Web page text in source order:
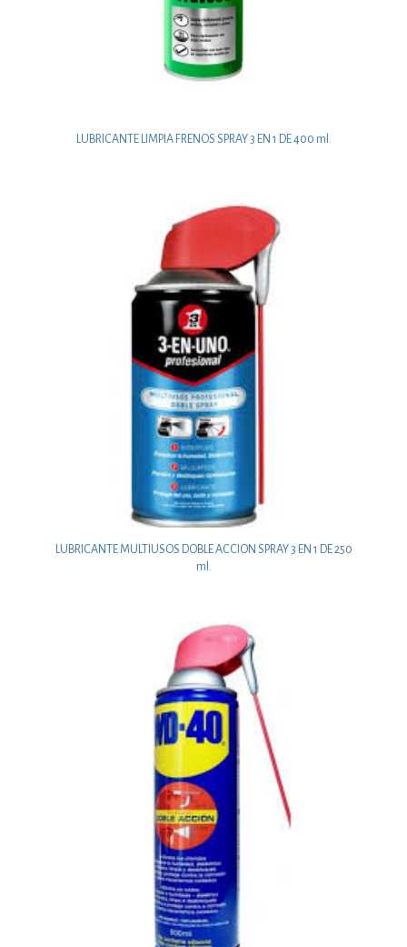
LUBRICANTE LIMPIA FRENOS SPRAY 3 EN 1 DE 400 ml.
LUBRICANTE MULTIUSOS DOBLE ACCION SPRAY 3 EN 1 DE 250
ml.